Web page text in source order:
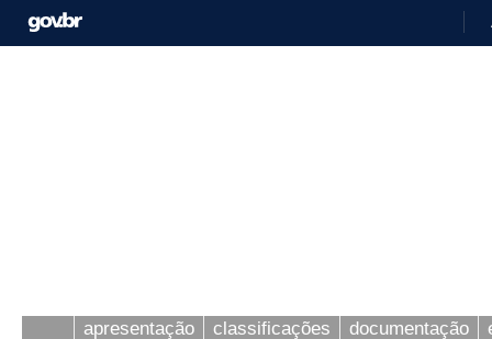
apresentação classificações documentação